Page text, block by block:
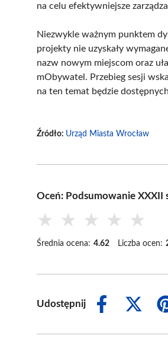
na celu efektywniejsze
Niezwykle ważnym punktem
projekty nie uzyskały
nazw nowym miejscom oraz
mObywatel. Przebieg sesji
na ten temat będzie
Źródło: Urząd Miasta Wrocław
Oceń: Podsumowanie XXXII
★ ★ ★ ★ ★
Średnia ocena: 4.62 Liczba ocen:
Udostępnij
Share
Share
(Twitter)